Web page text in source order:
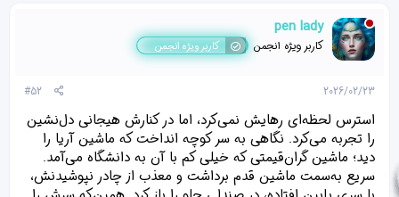
ه
ا
[
پ
س
د
ه
ا
:
pen lady
کاربر ویژه انجمن کاربر ویژه انجمن
2026/02/23
#52
استرس لحظه‌ای رهایش نمی‌کرد، اما در کنارش هیجانی دل‌نشین
را تجربه می‌کرد. نگاهی به سر کوچه انداخت که ماشین آریا را
دید؛ ماشین گران‌قیمتی که خیلی کم با آن به دانشگاه می‌آمد.
سریع به‌سمت ماشین قدم برداشت و معذب از چادر نپوشیدنش،